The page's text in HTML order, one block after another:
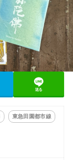
送る
東急田園都市線